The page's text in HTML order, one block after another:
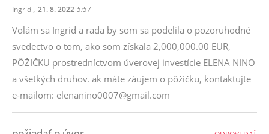
Ingrid , 21. 8. 2022 5:57
Volám sa Ingrid a rada by som sa podelila o pozoruhodné
svedectvo o tom, ako som získala 2,000,000.00 EUR,
PÔŽIČKU prostredníctvom úverovej investície ELENA NINO
a všetkých druhov. ak máte záujem o pôžičku, kontaktujte
e-mailom: elenanino0007@gmail.com